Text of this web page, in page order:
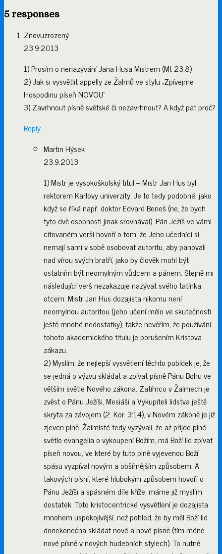
5 responses
Znovuzrozený
23.9.2013
1) Prosím o nenazývání Jana Husa Mistrem (Mt 23,8)
2) Jak si vysvětlit appelly ze Žalmů ve stylu „Zpívejme
Hospodinu píseň NOVOU“
3) Zavrhnout písně světské či nezavrhnout? A když pat proč?
Reply
Martin Hýsek
23.9.2013
1) Mistr je vysokoškolský titul – Mistr Jan Hus byl
rektorem Karlovy univerzity. Je to tedy podobné, jako
když se říká např. doktor Edvard Beneš (ne, že bych
tyto dvě osobnosti jinak srovnával). Pán Ježíš ve vámi
citovaném verši hovoří o tom, že Jeho učedníci si
nemají sami v sobě osobovat autoritu, aby panovali
nad vírou svých bratří, jako by člověk mohl být
ostatním být neomylným vůdcem a pánem. Stejně mi
následující verš nezakazuje nazývat svého tatínka
otcem. Mistr Jan Hus dozajista nikomu není
neomylnou autoritou (jeho učení mělo ve skutečnosti
ještě mnohé nedostatky), takže nevěřím, že používání
tohoto akademického titulu je porušením Kristova
zákazu.
2) Myslím, že nejlepší vysvětlení těchto pobídek je, že
se jedná o výzvu skládat a zpívat písně Pánu Bohu ve
větším světle Nového zákona. Zatímco v Žalmech je
zvěst o Pánu Ježíši, Mesiáši a Vykupiteli lidstva ještě
skryta za závojem (2. Kor. 3:14), v Novém zákoně je již
zjeven plně. Žalmisté tedy vyzývali, že až přijde plné
světlo evangelia o vykoupení Božím, má Boží lid zpívat
píseň novou, ve které by tuto plně vyjevenou Boží
spásu vyzpíval novým a obšírnějším způsobem. A
takových písní, které hlubokým způsobem hovoří o
Pánu Ježíši a spásném díle kříže, máme již myslím
dostatek. Toto kristocentrické vysvětlení je dozajista
mnohem uspokojivější, než pohled, že by měl Boží lid
donekonečna skládat nové a nové písně (tím méně
nové písně v nových hudebních stylech). To nutně